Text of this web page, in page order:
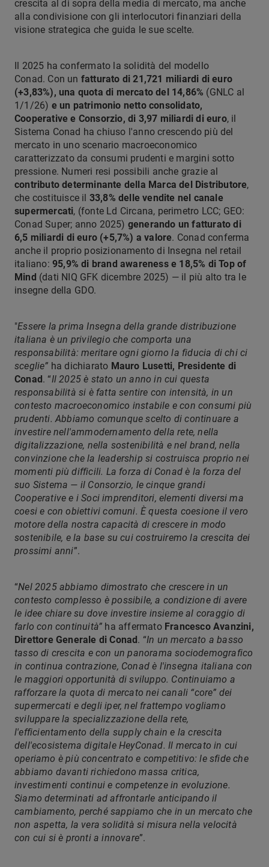
crescita al di sopra della media di mercato, ma anche
alla condivisione con gli interlocutori finanziari della
visione strategica che guida le sue scelte.
Il 2025 ha confermato la solidità del modello
Conad. Con un fatturato di 21,721 miliardi di euro
(+3,83%), una quota di mercato del 14,86% (GNLC al
1/1/26) e un patrimonio netto consolidato,
Cooperative e Consorzio, di 3,97 miliardi di euro, il
Sistema Conad ha chiuso l'anno crescendo più del
mercato in uno scenario macroeconomico
caratterizzato da consumi prudenti e margini sotto
pressione. Numeri resi possibili anche grazie al
contributo determinante della Marca del Distributore,
che costituisce il 33,8% delle vendite nel canale
supermercati, (fonte Ld Circana, perimetro LCC; GEO:
Conad Super; anno 2025) generando un fatturato di
6,5 miliardi di euro (+5,7%) a valore. Conad conferma
anche il proprio posizionamento di Insegna nel retail
italiano:95,9% di brand awareness e 18,5% di Top of
Mind (dati NIQ GFK dicembre 2025) — il più alto tra le
insegne della GDO.
"Essere la prima Insegna della grande distribuzione
italiana è un privilegio che comporta una
responsabilità: meritare ogni giorno la fiducia di chi ci
sceglie” ha dichiarato Mauro Lusetti, Presidente di
Conad . “Il 2025 è stato un anno in cui questa
responsabilità si è fatta sentire con intensità, in un
contesto macroeconomico instabile e con consumi più
prudenti. Abbiamo comunque scelto di continuare a
investire nell'ammodernamento della rete, nella
digitalizzazione, nella sostenibilità e nel brand, nella
convinzione che la leadership si costruisca proprio nei
momenti più difficili. La forza di Conad è la forza del
suo Sistema — il Consorzio, le cinque grandi
Cooperative e i Soci imprenditori, elementi diversi ma
coesi e con obiettivi comuni. È questa coesione il vero
motore della nostra capacità di crescere in modo
sostenibile, e la base su cui costruiremo la crescita dei
prossimi anni”.
“Nel 2025 abbiamo dimostrato che crescere in un
contesto complesso è possibile, a condizione di avere
le idee chiare su dove investire insieme al coraggio di
farlo con continuità” ha affermato Francesco Avanzini,
Direttore Generale di Conad . “In un mercato a basso
tasso di crescita e con un panorama sociodemografico
in continua contrazione, Conad è l'insegna italiana con
le maggiori opportunità di sviluppo. Continuiamo a
rafforzare la quota di mercato nei canali “core” dei
supermercati e degli iper, nel frattempo vogliamo
sviluppare la specializzazione della rete,
l'efficientamento della supply chain e la crescita
dell'ecosistema digitale HeyConad. Il mercato in cui
operiamo è più concentrato e competitivo: le sfide che
abbiamo davanti richiedono massa critica,
investimenti continui e competenze in evoluzione.
Siamo determinati ad affrontarle anticipando il
cambiamento, perché sappiamo che in un mercato che
non aspetta, la vera solidità si misura nella velocità
con cui si è pronti a innovare”.